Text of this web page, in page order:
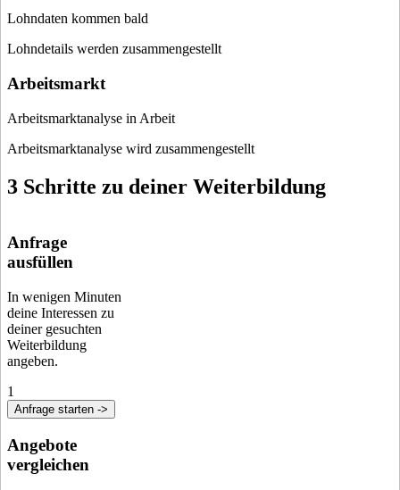
Lohndaten kommen bald
Lohndetails werden zusammengestellt
Arbeitsmarkt
Arbeitsmarktanalyse in Arbeit
Arbeitsmarktanalyse wird zusammengestellt
3 Schritte zu deiner Weiterbildung
Anfrage
ausfüllen
In wenigen Minuten
deine Interessen zu
deiner gesuchten
Weiterbildung
angeben.
1
Anfrage starten ->
Angebote
vergleichen